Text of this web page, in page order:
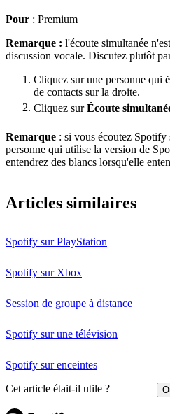
Pour : Premium
Remarque : l'écoute simultanée
discussion vocale. Discutez plutôt
Cliquez sur une personne qui
de contacts sur la droite.
Cliquez surÉcoute
Remarque : si vous écoutez Spotify
personne qui utilise la version de
entendrez des blancs lorsqu'elle
Articles similaires
Spotify sur PlayStation
Spotify sur Xbox
Session de groupe à distance
Spotify sur une télévision
Spotify sur enceintes
Cet article était-il utile ?